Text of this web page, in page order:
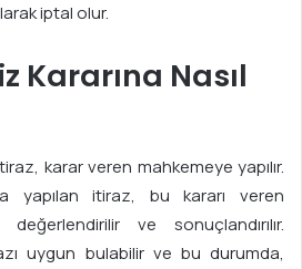
iptal olur.
Kararına Nasıl
karar veren mahkemeye yapılır.
yapılan itiraz, bu kararı veren
ve sonuçlandırılır.
uygun bulabilir ve bu durumda,